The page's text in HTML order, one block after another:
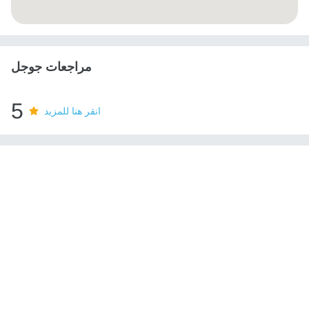
مراجعات جوجل
5 انقر هنا للمزيد